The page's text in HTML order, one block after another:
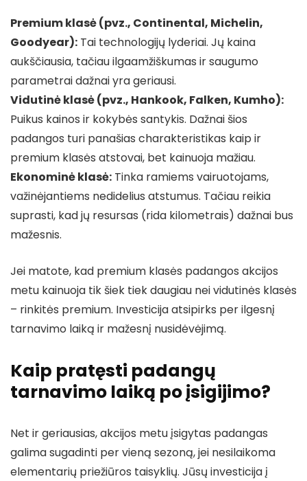
Premium klasė (pvz., Continental, Michelin,
Goodyear): Tai technologijų lyderiai. Jų kaina
aukščiausia, tačiau ilgaamžiškumas ir saugumo
parametrai dažnai yra geriausi.
Vidutinė klasė (pvz., Hankook, Falken, Kumho):
Puikus kainos ir kokybės santykis. Dažnai šios
padangos turi panašias charakteristikas kaip ir
premium klasės atstovai, bet kainuoja mažiau.
Ekonominė klasė: Tinka ramiems vairuotojams,
važinėjantiems nedidelius atstumus. Tačiau reikia
suprasti, kad jų resursas (rida kilometrais) dažnai bus
mažesnis.
Jei matote, kad premium klasės padangos akcijos
metu kainuoja tik šiek tiek daugiau nei vidutinės klasės
– rinkitės premium. Investicija atsipirks per ilgesnį
tarnavimo laiką ir mažesnį nusidėvėjimą.
Kaip pratęsti padangų
tarnavimo laiką po įsigijimo?
Net ir geriausias, akcijos metu įsigytas padangas
galima sugadinti per vieną sezoną, jei nesilaikoma
elementarių priežiūros taisyklių. Jūsų investicija į